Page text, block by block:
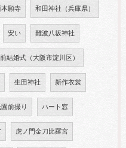
本願寺 和田神社（兵庫県）
安い 難波八坂神社
結婚式（大阪市淀川区）
生田神社 新作衣裳
園前撮り ハート窓
虎ノ門金刀比羅宮